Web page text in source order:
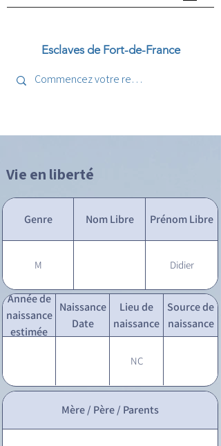
Esclaves de Fort-de-France
Vie en liberté
Genre Nom Libre Prénom Libre
M Didier
Année de
naissance
estimée
Naissance
Date
Lieu de
naissance
Source de
naissance
NC
Mère / Père / Parents